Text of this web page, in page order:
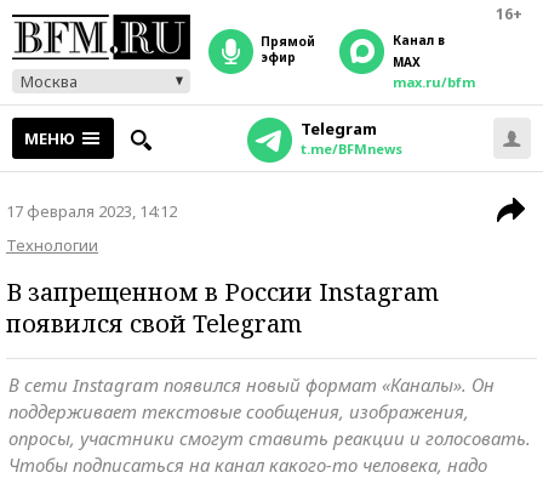
16+
Москва
прямой
эфир
Канал в
MAX
max.ru/bfm
МЕНЮ Telegram
t.me/BFMnews
17 февраля 2023, 14:12
Технологии
В запрещенном в России Instagram
появился свой Telegram
В сети Instagram появился новый формат «Каналы». Он
поддерживает текстовые сообщения, изображения,
опросы, участники смогут ставить реакции и голосовать.
Чтобы подписаться на канал какого-то человека, надо